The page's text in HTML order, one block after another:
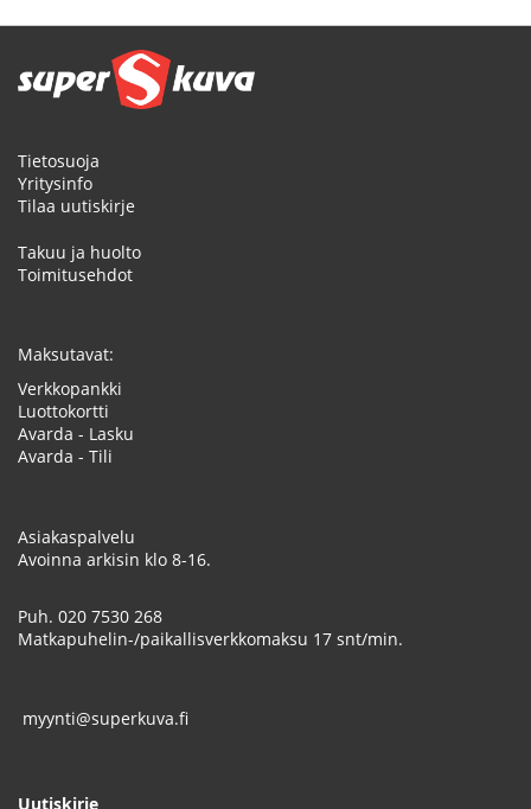
Tietosuoja
Yritysinfo
Tilaa uutiskirje
Takuu ja huolto
Toimitusehdot
Maksutavat:
Verkkopankki
Luottokortti
Avarda - Lasku
Avarda - Tili
Asiakaspalvelu
Avoinna arkisin klo 8-16.
Puh. 020 7530 268
Matkapuhelin-/paikallisverkkomaksu 17 snt/min.
myynti@superkuva.fi
Uutiskirje